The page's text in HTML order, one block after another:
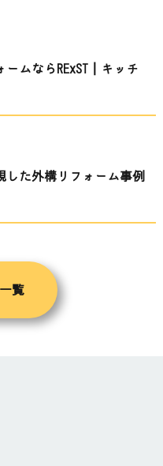
ムならRExST｜キッチ
した外構リフォーム事例
覧